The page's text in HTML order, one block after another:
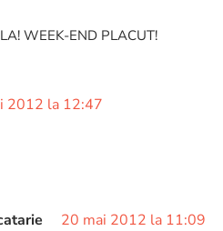
WEEK-END PLACUT!
2012 la 12:47
20 mai 2012 la 11:09